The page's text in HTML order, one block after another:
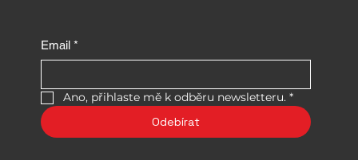
Email *
Ano, přihlaste mě k odběru newsletteru. *
Odebírat